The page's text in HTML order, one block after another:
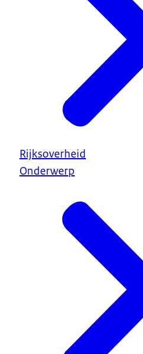
Rijksoverheid
Onderwerp